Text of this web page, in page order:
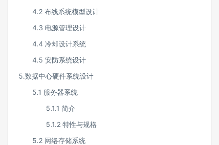
4.2 布线系统模型设计
4.3 电源管理设计
4.4 冷却设计系统
4.5 安防系统设计
5.数据中心硬件系统设计
5.1 服务器系统
5.1.1 简介
5.1.2 特性与规格
5.2 网络存储系统